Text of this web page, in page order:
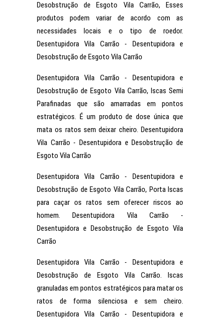
Desobstrução de Esgoto Vila Carrão, Esses
produtos podem variar de acordo com as
necessidades locais e o tipo de roedor.
Desentupidora Vila Carrão - Desentupidora e
Desobstrução de Esgoto Vila Carrão
Desentupidora Vila Carrão - Desentupidora e
Desobstrução de Esgoto Vila Carrão, Iscas Semi
Parafinadas que são amarradas em pontos
estratégicos. É um produto de dose única que
mata os ratos sem deixar cheiro. Desentupidora
Vila Carrão - Desentupidora e Desobstrução de
Esgoto Vila Carrão
Desentupidora Vila Carrão - Desentupidora e
Desobstrução de Esgoto Vila Carrão, Porta Iscas
para caçar os ratos sem oferecer riscos ao
homem. Desentupidora Vila Carrão -
Desentupidora e Desobstrução de Esgoto Vila
Carrão
Desentupidora Vila Carrão - Desentupidora e
Desobstrução de Esgoto Vila Carrão. Iscas
granuladas em pontos estratégicos para matar os
ratos de forma silenciosa e sem cheiro.
Desentupidora Vila Carrão - Desentupidora e